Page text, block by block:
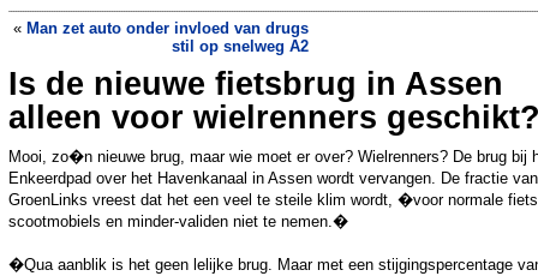
« Man zet auto onder invloed van drugs
stil op snelweg A2
PJC Nieuwe Pekela wint met 40 � 0 van
VV Borgercompagnie »
Is de nieuwe fietsbrug in Assen
alleen voor wielrenners
Mooi, zo�n nieuwe brug, maar wie moet er over? Wielrenners? De brug bij
Enkeerdpad over het Havenkanaal in Assen wordt vervangen. De fractie van
GroenLinks vreest dat het een veel te steile klim wordt, �voor normale
scootmobiels en minder-validen niet te nemen.�
�Qua aanblik is het geen lelijke brug. Maar met een stijgingspercentage